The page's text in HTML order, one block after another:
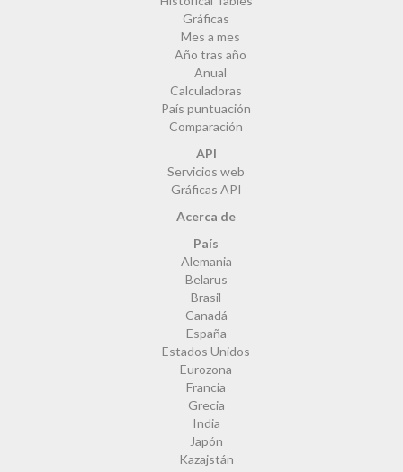
Gráficas
Mes a mes
Año tras año
Anual
Calculadoras
País puntuación
Comparación
API
Servicios web
Gráficas API
Acerca de
País
Alemania
Belarus
Brasil
Canadá
España
Estados Unidos
Eurozona
Francia
Grecia
India
Japón
Kazajstán